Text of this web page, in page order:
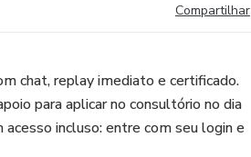
Compartilhar
chat, replay imediato e certificado.
para aplicar no consultório no dia
incluso: entre com seu login e